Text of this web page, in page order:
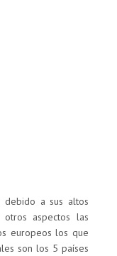
debido a sus altos
otros aspectos las
europeos los que
son los 5 países